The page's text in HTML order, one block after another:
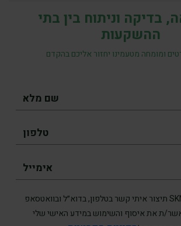
בדיקה וניתוח בין בתי
ההשקעות
ומומחה מטעמינו יחזור אליכם בהקדם
אני מסכים/ה כי SKN תיצור איתי קשר בטלפון, בדוא״ל ובוואטסאפ
מאשר/ת את איסוף והשימוש במידע האישי שלי